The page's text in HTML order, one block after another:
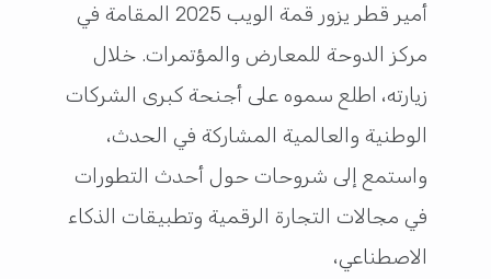
أمير قطر يزور قمة الويب 2025 المقامة في
مركز الدوحة للمعارض والمؤتمرات. خلال
زيارته، اطلع سموه على أجنحة كبرى الشركات
الوطنية والعالمية المشاركة في الحدث،
واستمع إلى شروحات حول أحدث التطورات
في مجالات التجارة الرقمية وتطبيقات الذكاء
الاصطناعي،